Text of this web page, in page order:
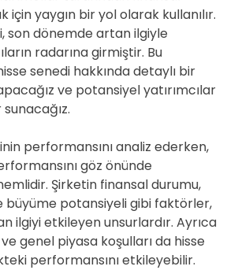
için yaygın bir yol olarak kullanılır.
son dönemde artan ilgiyle
radarına girmiştir. Bu
senedi hakkında detaylı bir
ve potansiyel yatırımcılar
performansını analiz ederken,
göz önünde
Şirketin finansal durumu,
büyüme potansiyeli gibi faktörler,
ilgiyi etkileyen unsurlardır. Ayrıca
genel piyasa koşulları da hisse
performansını etkileyebilir.